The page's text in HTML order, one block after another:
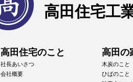
高田住宅工
高田住宅のこと 高田の